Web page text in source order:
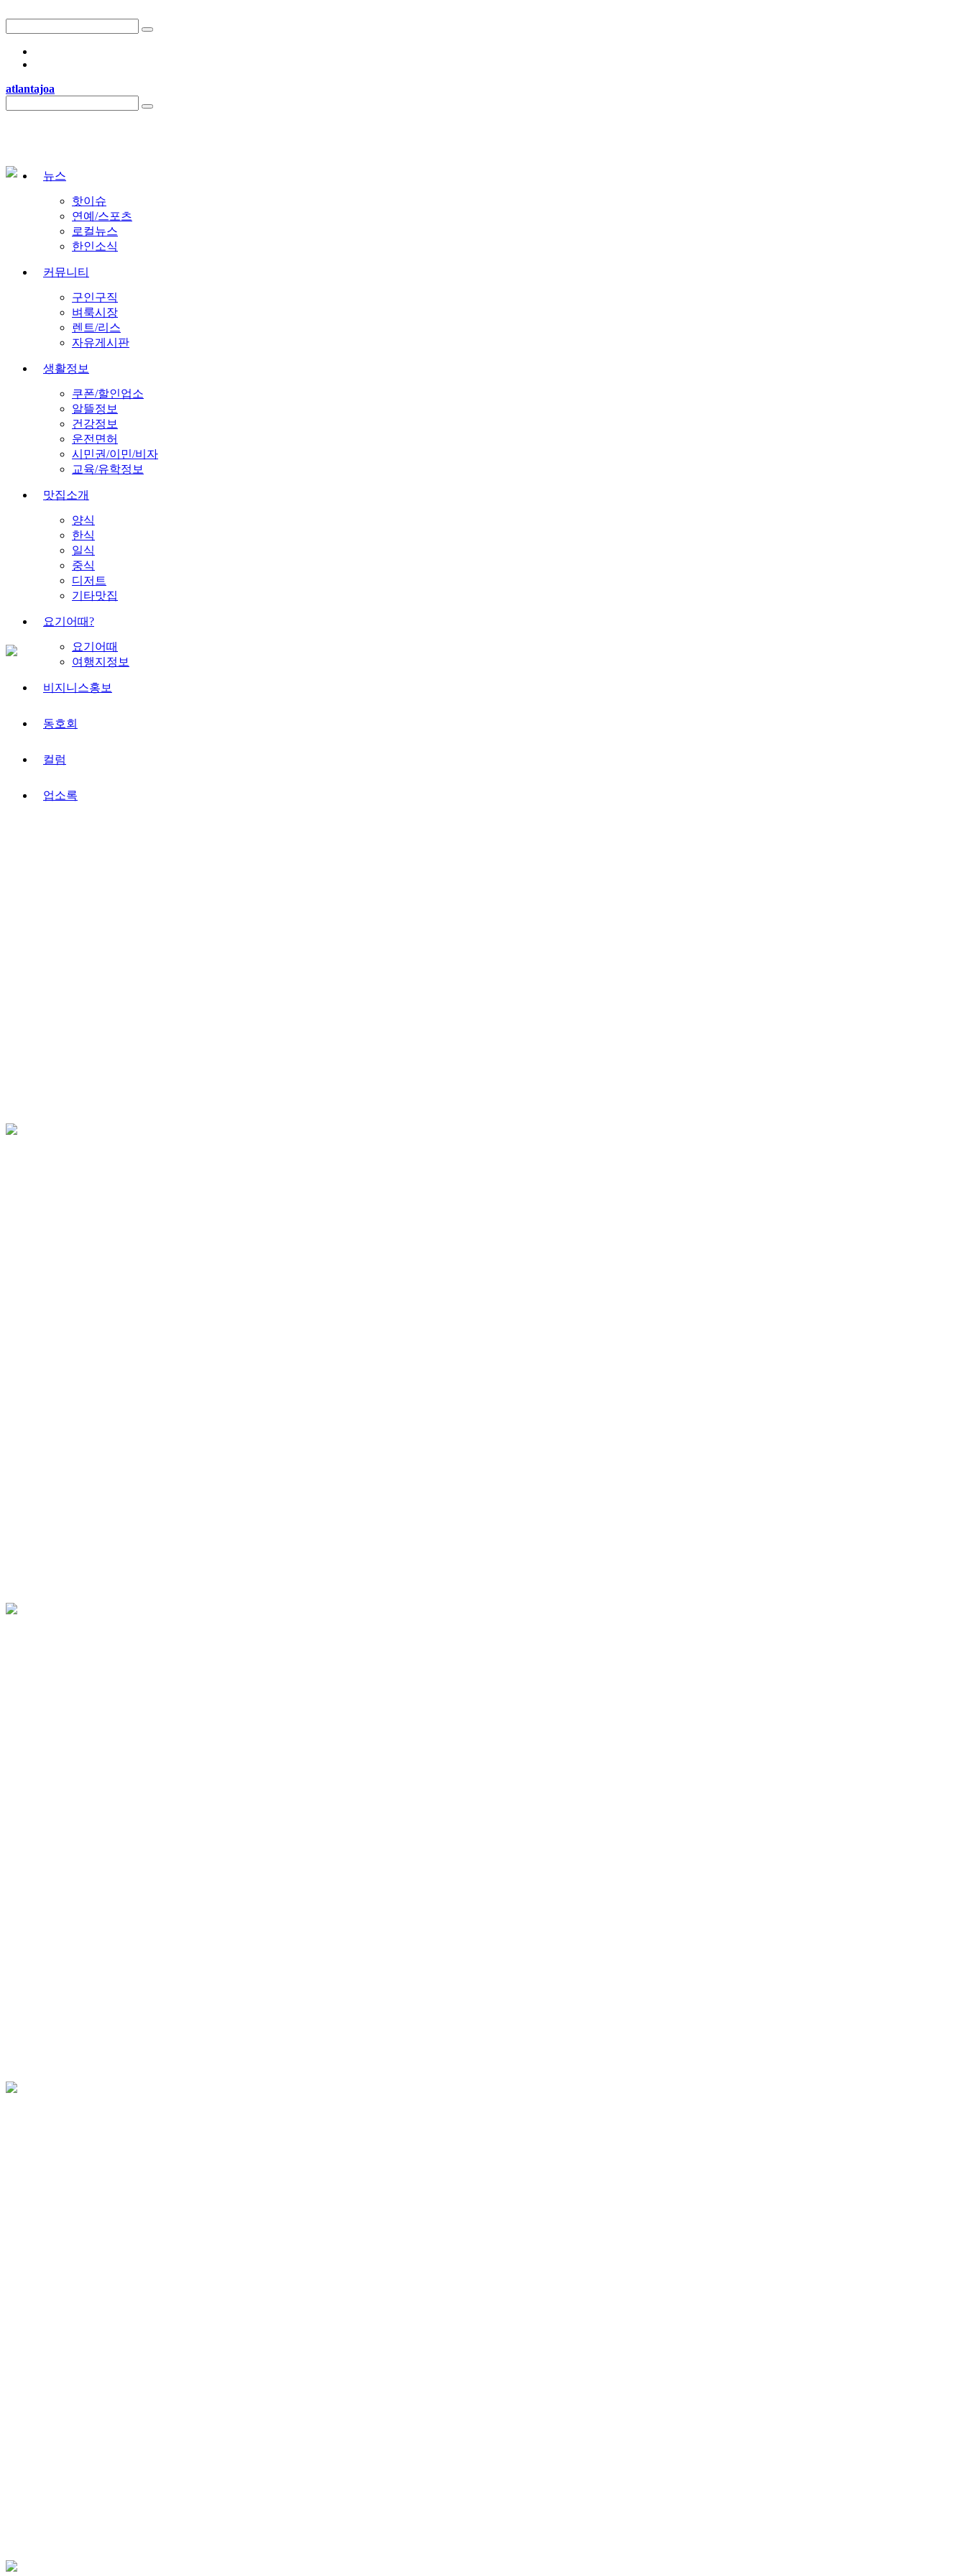
atlantajoa
뉴스
핫이슈
연예/스포츠
로컬뉴스
한인소식
커뮤니티
구인구직
벼룩시장
렌트/리스
자유게시판
생활정보
쿠폰/할인업소
알뜰정보
건강정보
운전면허
시민권/이민/비자
교육/유학정보
맛집소개
양식
한식
일식
중식
디저트
기타맛집
요기어때?
요기어때
여행지정보
비지니스홍보
동호회
컬럼
업소록